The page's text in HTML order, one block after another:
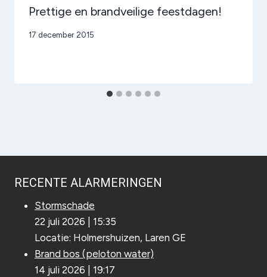
Prettige en brandveilige feestdagen!
Door
17 december 2015
RECENTE ALARMERINGEN
Stormschade
22 juli 2026
15:35
Locatie: Holmershuizen, Laren GE
Brand bos (peloton water)
14 juli 2026
19:17